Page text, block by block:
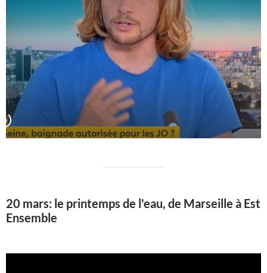
20 mars: le printemps de l'eau, de Marseille à Est
Ensemble